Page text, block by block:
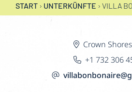
START › UNTERKÜNFTE › VILLA
Crown
+1 732 306